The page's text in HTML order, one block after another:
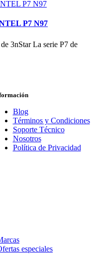
P7 N97
3nStar La serie P7 de
Blog
Términos y Condiciones
Soporte Técnico
Nosotros
Política de Privacidad
especiales